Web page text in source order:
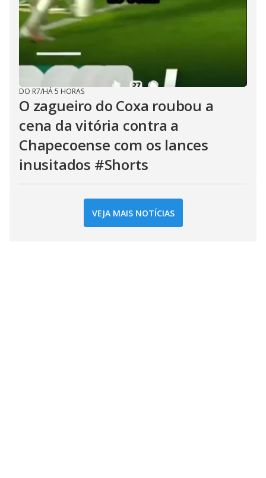
DO R7/HÁ 5 HORAS
O zagueiro do Coxa roubou a
cena da vitória contra a
Chapecoense com os lances
inusitados #Shorts
VEJA MAIS NOTÍCIAS